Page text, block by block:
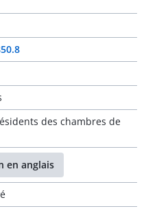
des chambres de
en anglais